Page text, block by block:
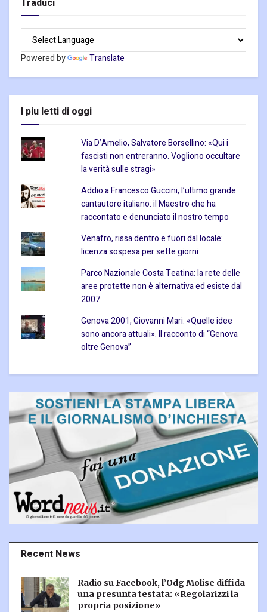
Traduci
Powered by Translate
I piu letti di oggi
Via D’Amelio, Salvatore Borsellino: «Qui i
fascisti non entreranno. Vogliono occultare
la verità sulle stragi»
Addio a Francesco Guccini, l’ultimo grande
cantautore italiano: il Maestro che ha
raccontato e denunciato il nostro tempo
Venafro, rissa dentro e fuori dal locale:
licenza sospesa per sette giorni
Parco Nazionale Costa Teatina: la rete delle
aree protette non è alternativa ed esiste dal
2007
Genova 2001, Giovanni Mari: «Quelle idee
sono ancora attuali». Il racconto di “Genova
oltre Genova”
Recent News
Radio su Facebook, l’Odg Molise diffida
una presunta testata: «Regolarizzi la
propria posizione»